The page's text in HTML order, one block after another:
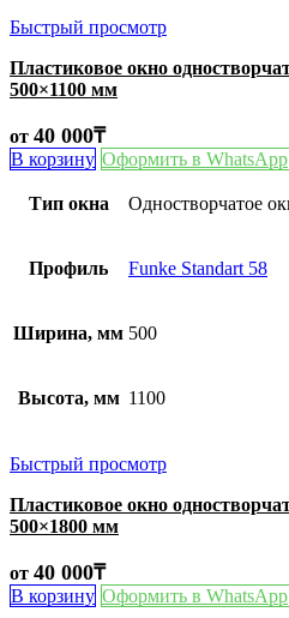
Быстрый просмотр
Пластиковое окно
500×1100 мм
от 40 000₸
В корзину Оформить в WhatsApp
Тип окна Одностворчатое
Профиль Funke Standart 58
Ширина, мм 500
Высота, мм 1100
Быстрый просмотр
Пластиковое окно
500×1800 мм
от 40 000₸
В корзину Оформить в WhatsApp